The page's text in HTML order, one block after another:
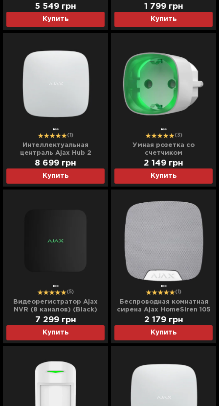
PhOD, беспроводной,
Jeweller, (White)
Купить
5 549 грн
беспроводной, (Black)
Купить
1 799 грн
(1)
Интеллектуальная
централь Ajax Hub 2
(GSM+Ethernet) (White)
Купить
8 699 грн
(3)
Умная розетка со
счетчиком
энергопотребления Ajax
Socket, 230V, 11А, 2.5 кВт
(White)
Купить
2 149 грн
(5)
Видеорегистратор Ajax
NVR (8 каналов) (Black)
Купить
7 299 грн
(1)
Беспроводная комнатная
сирена Ajax HomeSiren 105
дБ (White)
Купить
2 179 грн